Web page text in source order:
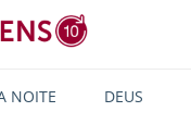
NOITE DEUS